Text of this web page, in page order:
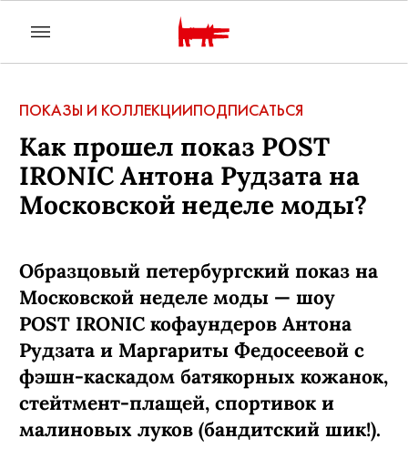
ПОКАЗЫ И КОЛЛЕКЦИИПОДПИСАТЬСЯ
Как прошел показ POST
IRONIC Антона Рудзата на
Московской неделе моды?
Образцовый петербургский показ на
Московской неделе моды — шоу
POST IRONIC кофаундеров Антона
Рудзата и Маргариты Федосеевой с
фэшн-каскадом батякорных кожанок,
стейтмент-плащей, спортивок и
малиновых луков (бандитский шик!).